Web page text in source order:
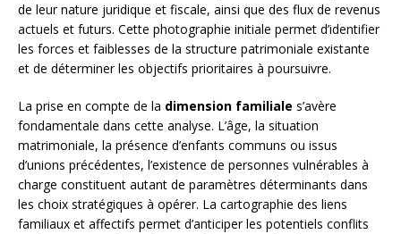
de leur nature juridique et fiscale, ainsi que des flux de revenus
actuels et futurs. Cette photographie initiale permet d’identifier
les forces et faiblesses de la structure patrimoniale existante
et de déterminer les objectifs prioritaires à poursuivre.
La prise en compte de la dimension familiale s’avère
fondamentale dans cette analyse. L’âge, la situation
matrimoniale, la présence d’enfants communs ou issus
d’unions précédentes, l’existence de personnes vulnérables à
charge constituent autant de paramètres déterminants dans
les choix stratégiques à opérer. La cartographie des liens
familiaux et affectifs permet d’anticiper les potentiels conflits